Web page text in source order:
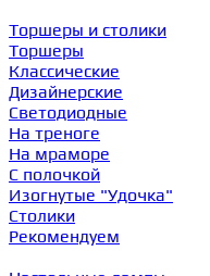
Торшеры и столики
Торшеры
Классические
Дизайнерские
Светодиодные
На треноге
На мраморе
С полочкой
Изогнутые "Удочка"
Столики
Рекомендуем